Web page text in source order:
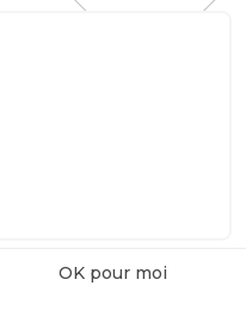
OK pour moi